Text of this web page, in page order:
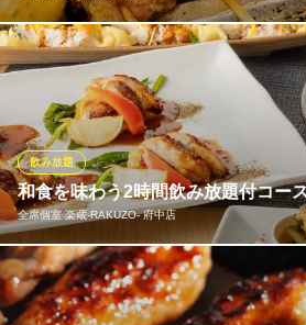
ファミリーレストラン
京王線武蔵野台駅南口 徒歩8分
東京都府中市押立町1-17-10
串焼き台はメインの厨房から独立させ、
す。炭火で鶏肉を焼き上げる香りは食欲
赤外線効果で外はカリッと、中は肉汁を
シーな仕上がりになっています。味付け
にくダレ」の3種の中からお好みのもの
大衆居酒屋 樽平 府中店
絶品！串焼きと海鮮の店
京王線府中駅 徒歩1分
東京都府中市宮西町2-3-9 樽平ビル1F
和食を味わう2時間飲み放題付コー
全席個室 楽蔵‐RAKUZO‐ 府中店
飲み放題
種類豊富な飲み放題を楽しめる宴会コー
ください！ 自慢の炙り料理や和食ととも